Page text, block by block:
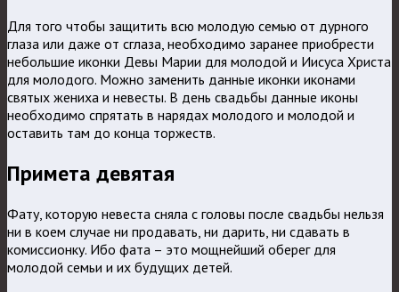
Для того чтобы защитить всю молодую семью от дурного
глаза или даже от сглаза, необходимо заранее приобрести
небольшие иконки Девы Марии для молодой и Иисуса Христа
для молодого. Можно заменить данные иконки иконами
святых жениха и невесты. В день свадьбы данные иконы
необходимо спрятать в нарядах молодого и молодой и
оставить там до конца торжеств.
Примета девятая
Фату, которую невеста сняла с головы после свадьбы нельзя
ни в коем случае ни продавать, ни дарить, ни сдавать в
комиссионку. Ибо фата – это мощнейший оберег для
молодой семьи и их будущих детей.